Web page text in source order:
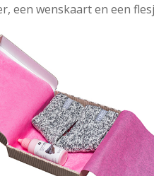
een wenskaart en een